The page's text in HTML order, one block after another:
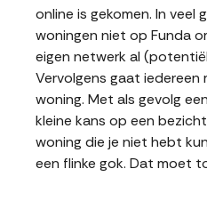
online is gekomen. In veel
woningen niet op Funda
eigen netwerk al
Vervolgens gaat iedereen
woning. Met als gevolg
kleine kans op een
woning die je niet hebt
een flinke gok. Dat moet